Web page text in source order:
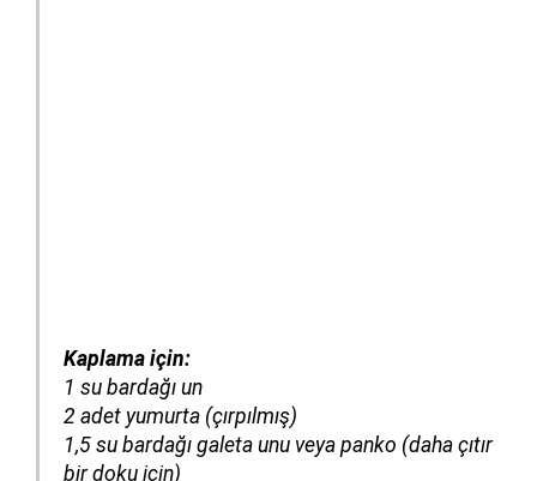
Kaplama için:
1 su bardağı un
2 adet yumurta (çırpılmış)
1,5 su bardağı galeta unu veya panko (daha çıtır
bir doku için)